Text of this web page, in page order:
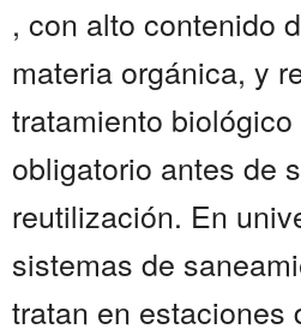
, con alto contenido
materia orgánica, y
tratamiento
obligatorio antes de
reutilización. En
sistemas de
tratan en estaciones